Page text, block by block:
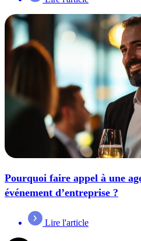
Pourquoi faire appel à une
événement d’entreprise ?
Lire l'article